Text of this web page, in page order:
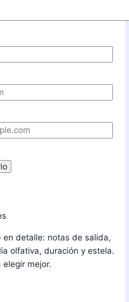
en detalle: notas de salida,
olfativa, duración y estela.
elegir mejor.